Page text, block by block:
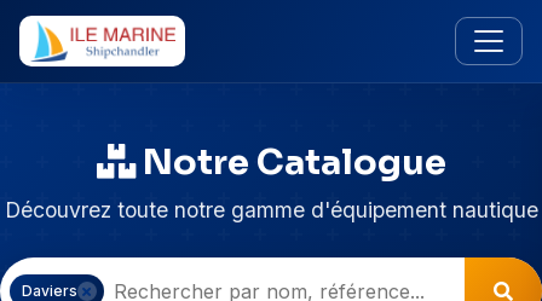
Notre Catalogue
Découvrez toute notre gamme d'équipement nautique
Daviers